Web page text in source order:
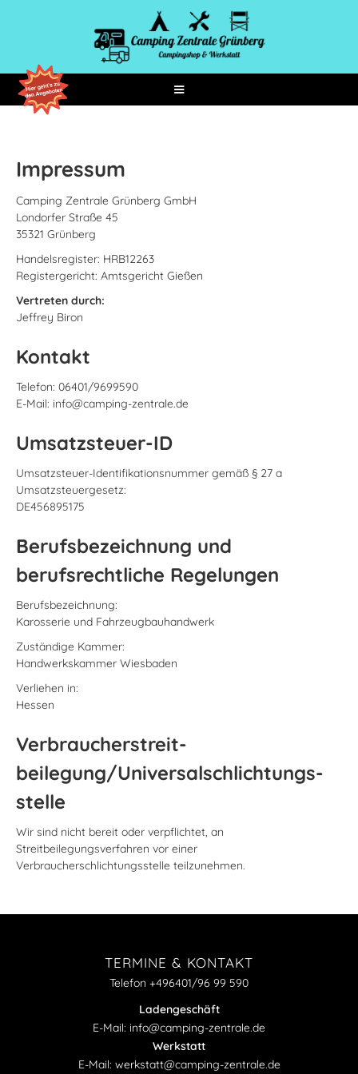
Impressum
Camping Zentrale Grünberg GmbH
Londorfer Straße 45
35321 Grünberg
Handelsregister: HRB12263
Registergericht: Amtsgericht Gießen
Vertreten durch:
Jeffrey Biron
Kontakt
Telefon: 06401/9699590
E-Mail: info@camping-zentrale.de
Umsatzsteuer-ID
Umsatzsteuer-Identifikationsnummer gemäß § 27 a
Umsatzsteuergesetz:
DE456895175
Berufsbezeichnung und
berufsrechtliche Regelungen
Berufsbezeichnung:
Karosserie und Fahrzeugbauhandwerk
Zuständige Kammer:
Handwerkskammer Wiesbaden
Verliehen in:
Hessen
Verbraucher­streit­
beilegung/Universal­schlichtungs­
stelle
Wir sind nicht bereit oder verpflichtet, an
Streitbeilegungsverfahren vor einer
Verbraucherschlichtungsstelle teilzunehmen.
TERMINE & KONTAKT
Telefon +496401/96 99 590
Ladengeschäft
E-Mail: info@camping-zentrale.de
Werkstatt
E-Mail: werkstatt@camping-zentrale.de